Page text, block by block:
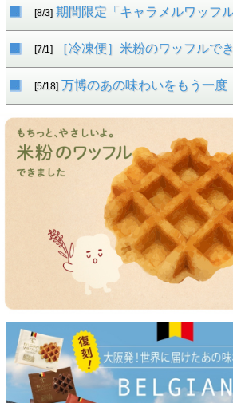
[8/3]期間限定「キャラメルワッフ
[7/1]［冷凍便］米粉のワッフルで
[5/18]万博のあの味わいをもう一度